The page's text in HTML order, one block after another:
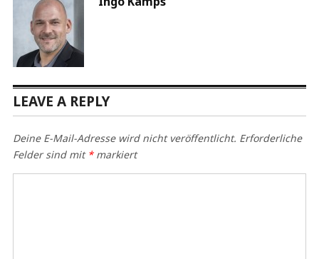
LEAVE A REPLY
Deine E-Mail-Adresse wird nicht veröffentlicht. Erforderliche
Felder sind mit *markiert